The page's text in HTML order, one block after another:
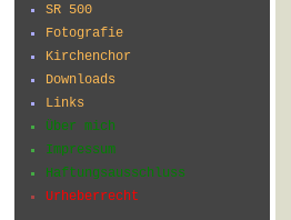
SR 500
Fotografie
Kirchenchor
Downloads
Links
Über mich
Impressum
Haftungsausschluss
Urheberrecht